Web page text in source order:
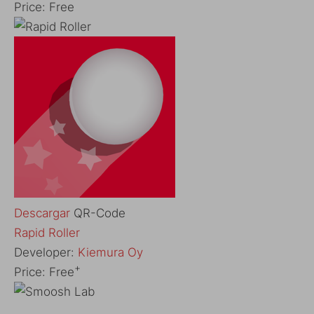
Price: Free
Descargar QR-Code
‎Rapid Roller
Developer: Kiemura Oy
Price: Free+